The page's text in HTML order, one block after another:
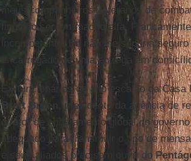
meus companheiros veteranos de
fingindo ser um macho alfa.
incompetente. Eu não me sentiria
encarregado de uma entrega em
Ex-funcionários de alto escalão da
Brett Bruen
, presidente da agência de
diretor de engajamento global do
adequado para transmitir o tipo de
e seus aliados precisam ouvir do